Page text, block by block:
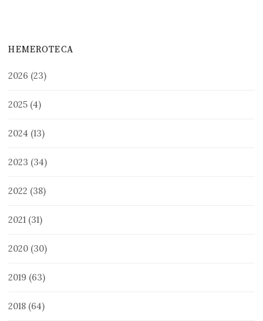
HEMEROTECA
2026 (23)
2025 (4)
2024 (13)
2023 (34)
2022 (38)
2021 (31)
2020 (30)
2019 (63)
2018 (64)